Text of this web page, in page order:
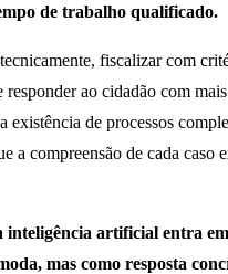
de trabalho qualificado.
fiscalizar com
responder ao cidadão com
existência de processos
a compreensão de cada caso
inteligência artificial entra
mas como resposta